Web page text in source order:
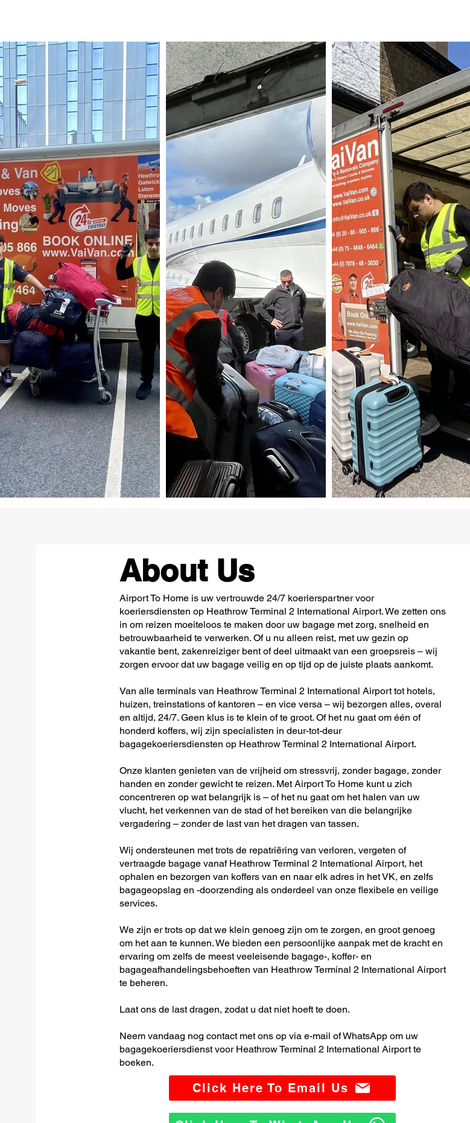
About Us
Airport To Home is uw vertrouwde 24/7 koerierspartner voor
koeriersdiensten op Heathrow Terminal 2 International Airport. We zetten ons
in om reizen moeiteloos te maken door uw bagage met zorg, snelheid en
betrouwbaarheid te verwerken. Of u nu alleen reist, met uw gezin op
vakantie bent, zakenreiziger bent of deel uitmaakt van een groepsreis – wij
zorgen ervoor dat uw bagage veilig en op tijd op de juiste plaats aankomt.
Van alle terminals van Heathrow Terminal 2 International Airport tot hotels,
huizen, treinstations of kantoren – en vice versa – wij bezorgen alles, overal
en altijd, 24/7. Geen klus is te klein of te groot. Of het nu gaat om één of
honderd koffers, wij zijn specialisten in deur-tot-deur
bagagekoeriersdiensten op Heathrow Terminal 2 International Airport.
Onze klanten genieten van de vrijheid om stressvrij, zonder bagage, zonder
handen en zonder gewicht te reizen. Met Airport To Home kunt u zich
concentreren op wat belangrijk is – of het nu gaat om het halen van uw
vlucht, het verkennen van de stad of het bereiken van die belangrijke
vergadering – zonder de last van het dragen van tassen.
Wij ondersteunen met trots de repatriëring van verloren, vergeten of
vertraagde bagage vanaf Heathrow Terminal 2 International Airport, het
ophalen en bezorgen van koffers van en naar elk adres in het VK, en zelfs
bagageopslag en -doorzending als onderdeel van onze flexibele en veilige
services.
We zijn er trots op dat we klein genoeg zijn om te zorgen, en groot genoeg
om het aan te kunnen. We bieden een persoonlijke aanpak met de kracht en
ervaring om zelfs de meest veeleisende bagage-, koffer- en
bagageafhandelingsbehoeften van Heathrow Terminal 2 International Airport
te beheren.
Laat ons de last dragen, zodat u dat niet hoeft te doen.
Neem vandaag nog contact met ons op via e-mail of WhatsApp om uw
bagagekoeriersdienst voor Heathrow Terminal 2 International Airport te
boeken.
Click Here To Email Us